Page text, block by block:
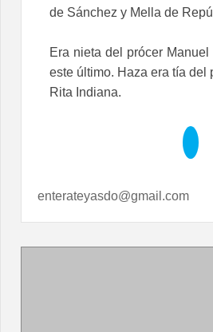
de Sánchez y Mella de
Era nieta del prócer
este último. Haza era tía del
Rita Indiana.
enterateyasdo@gmail.com